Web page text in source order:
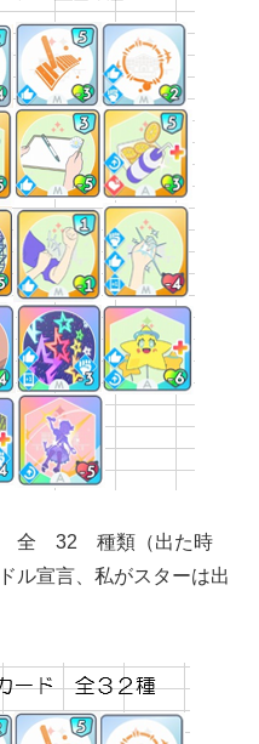
全 32 種類（出た時
ル宣言、私がスターは出